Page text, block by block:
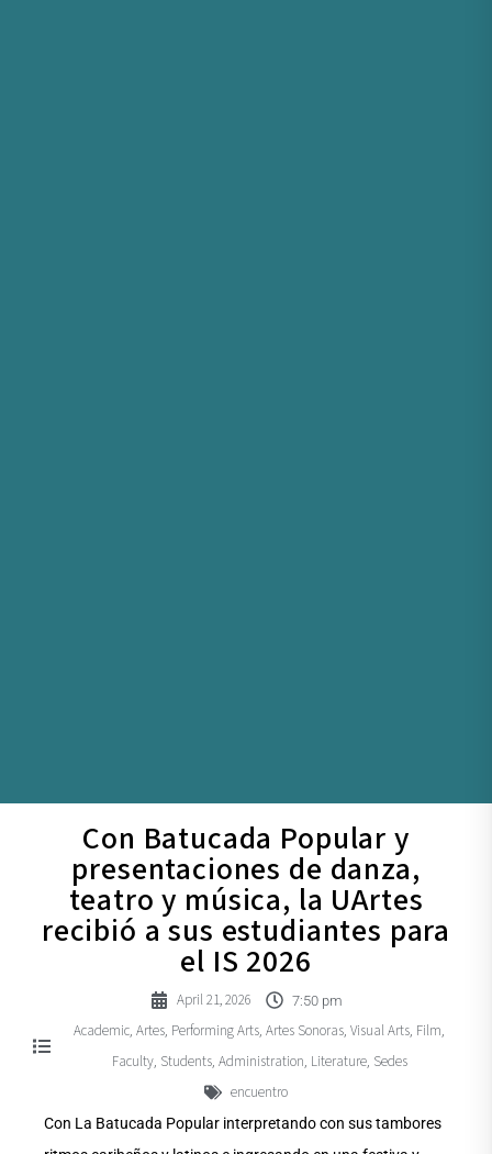
Con Batucada Popular y
presentaciones de danza,
teatro y música, la UArtes
recibió a sus estudiantes para
el IS 2026
April 21, 2026 7:50 pm
Academic Artes Performing Arts Artes Sonoras Visual Arts Film
Faculty, Students, Administration Literature, Sedes
encuentro
Con La Batucada Popular interpretando con sus tambores